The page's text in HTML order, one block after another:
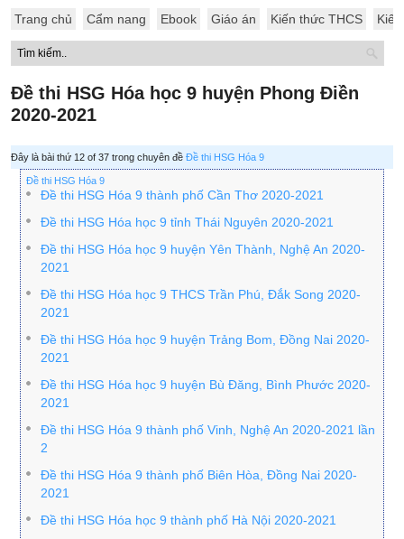
Trang chủ Cẩm nang Ebook Giáo án Kiến thức THCS
Đề thi HSG Hóa học 9 huyện Phong Điền
2020-2021
Đây là bài thứ 12 of 37 trong chuyên đề Đề thi HSG Hóa 9
Đề thi HSG Hóa 9
Đề thi HSG Hóa 9 thành phố Cần Thơ 2020-2021
Đề thi HSG Hóa học 9 tỉnh Thái Nguyên 2020-2021
Đề thi HSG Hóa học 9 huyện Yên Thành, Nghệ An 2020-
2021
Đề thi HSG Hóa học 9 THCS Trần Phú, Đắk Song 2020-
2021
Đề thi HSG Hóa học 9 huyện Trảng Bom, Đồng Nai 2020-
2021
Đề thi HSG Hóa học 9 huyện Bù Đăng, Bình Phước 2020-
2021
Đề thi HSG Hóa 9 thành phố Vinh, Nghệ An 2020-2021 lần
2
Đề thi HSG Hóa 9 thành phố Biên Hòa, Đồng Nai 2020-
2021
Đề thi HSG Hóa học 9 thành phố Hà Nội 2020-2021